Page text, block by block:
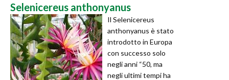
Selenicereus anthonyanus
Il Selenicereus
anthonyanus è stato
introdotto in Europa
con successo solo
negli anni “50, ma
negli ultimi tempi ha